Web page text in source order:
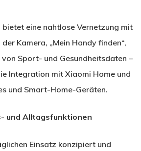
eine nahtlose Vernetzung mit
Kamera, „Mein Handy finden“,
Sport- und Gesundheitsdaten –
Integration mit Xiaomi Home und
und Smart-Home-Geräten.
und Alltagsfunktionen
Einsatz konzipiert und